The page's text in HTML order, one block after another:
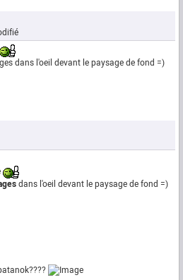
dans l'oeil devant le paysage de fond =)
dans l'oeil devant le paysage de fond =)